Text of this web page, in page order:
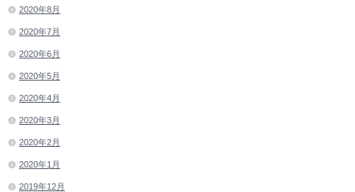
2020年8月
2020年7月
2020年6月
2020年5月
2020年4月
2020年3月
2020年2月
2020年1月
2019年12月